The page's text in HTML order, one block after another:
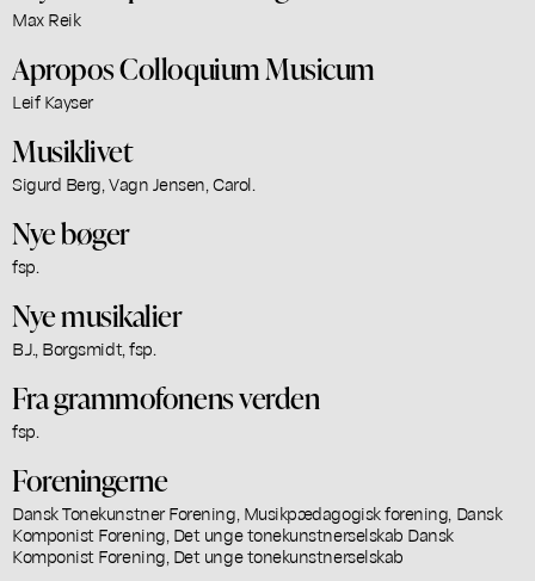
Max Reik
Apropos Colloquium Musicum
Leif Kayser
Musiklivet
Sigurd Berg, Vagn Jensen, Carol.
Nye bøger
fsp.
Nye musikalier
B.J., Borgsmidt, fsp.
Fra grammofonens verden
fsp.
Foreningerne
Dansk Tonekunstner Forening, Musikpædagogisk forening, Dansk
Komponist Forening, Det unge tonekunstnerselskab Dansk
Komponist Forening, Det unge tonekunstnerselskab